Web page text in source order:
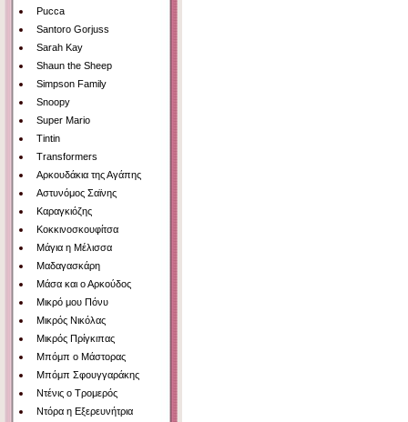
Pucca
Santoro Gorjuss
Sarah Kay
Shaun the Sheep
Simpson Family
Snoopy
Super Mario
Tintin
Transformers
Αρκουδάκια της Αγάπης
Αστυνόμος Σαϊνης
Καραγκιόζης
Κοκκινοσκουφίτσα
Μάγια η Μέλισσα
Μαδαγασκάρη
Μάσα και ο Αρκούδος
Μικρό μου Πόνυ
Μικρός Νικόλας
Μικρός Πρίγκιπας
Μπόμπ ο Μάστορας
Μπόμπ Σφουγγαράκης
Ντένις ο Τρομερός
Ντόρα η Εξερευνήτρια